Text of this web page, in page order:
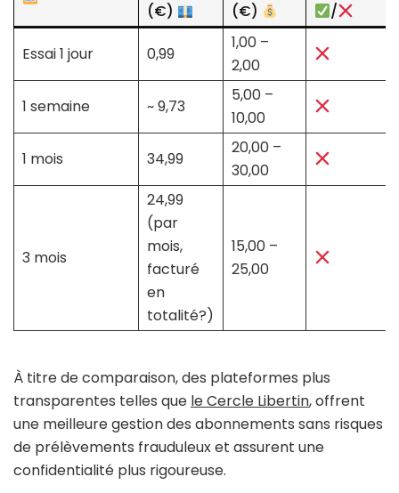
(€)
(€)
/
Essai 1 jour 0,99
1,00 –
2,00
1 semaine
~ 9,73
5,00 –
10,00
1 mois
34,99
20,00 –
30,00
3 mois
24,99
(par
mois,
facturé
en
totalité?)
15,00 –
25,00
À titre de comparaison, des plateformes plus
transparentes telles que le Cercle Libertin, offrent
une meilleure gestion des abonnements sans risques
de prélèvements frauduleux et assurent une
confidentialité plus rigoureuse.